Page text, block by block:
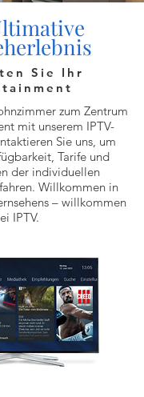
Sie Ihr
zum Zentrum
mit unserem IPTV-
Sie uns, um
Tarife und
der individuellen
Willkommen in
– willkommen
IPTV.